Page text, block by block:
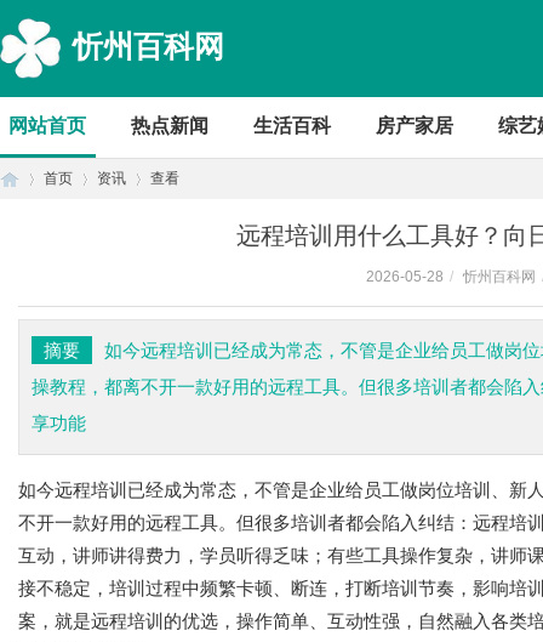
忻州百科网
网站首页 热点新闻 生活百科 房产家居 综艺
首页 资讯 查看
远程培训用什么工具好？向
2026-05-28 / 忻州百科网
摘要
如今远程培训已经成为常态，不管是企业给员工做岗
操教程，都离不开一款好用的远程工具。但很多培训者都会陷
享功能
如今远程培训已经成为常态，不管是企业给员工做岗位培训、新
不开一款好用的远程工具。但很多培训者都会陷入纠结：远程培
互动，讲师讲得费力，学员听得乏味；有些工具操作复杂，讲师
接不稳定，培训过程中频繁卡顿、断连，打断培训节奏，影响培
案，就是远程培训的优选，操作简单、互动性强，自然融入各类